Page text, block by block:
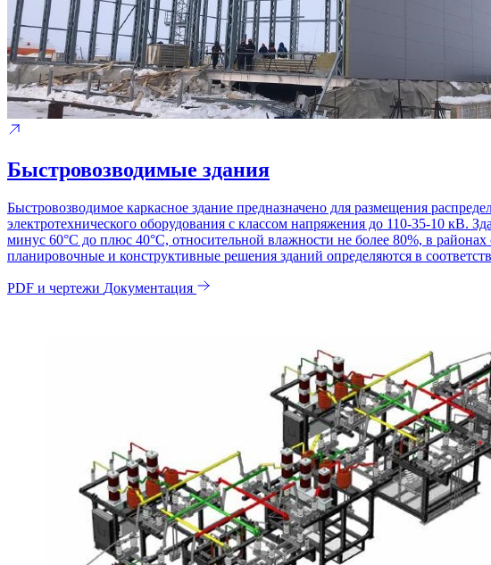
Быстровозводимые здания
Быстровозводимое каркасное здание предназначено для размещения
электротехнического оборудования с классом напряжения до 110‐35‐10 кВ.
минус 60°С до плюс 40°С, относительной влажности не более 80%, в
планировочные и конструктивные решения зданий определяются в
PDF и чертежи Документация